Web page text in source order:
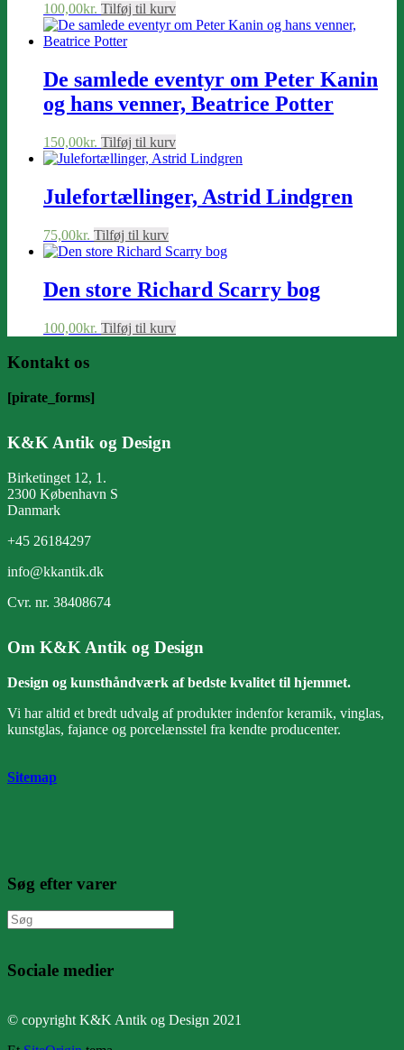
100,00kr. Tilføj til kurv
De samlede eventyr om Peter Kanin
og hans venner, Beatrice Potter
150,00kr. Tilføj til kurv
Julefortællinger, Astrid Lindgren
75,00kr. Tilføj til kurv
Den store Richard Scarry bog
100,00kr. Tilføj til kurv
Kontakt os
[pirate_forms]
K&K Antik og Design
Birketinget 12, 1.
2300 København S
Danmark
+45 26184297
info@kkantik.dk
Cvr. nr. 38408674
Om K&K Antik og Design
Design og kunsthåndværk af bedste kvalitet til hjemmet.
Vi har altid et bredt udvalg af produkter indenfor keramik, vinglas,
kunstglas, fajance og porcelænsstel fra kendte producenter.
Sitemap
Søg efter varer
Søg
efter:
Sociale medier
© copyright K&K Antik og Design 2021